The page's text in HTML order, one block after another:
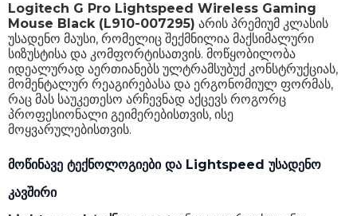
Logitech G Pro Lightspeed Wireless Gaming
Mouse Black (L910-007295) არის პრემიუმ კლასის
უსადენო მაუსი, რომელიც შექმნილია მაქსიმალური
სიზუსტისა და კომფორტისათვის. მოწყობილობა
იდეალურად აერთიანებს ულტრამსუბუქ კონსტრუქციას,
მომენტალურ რეაგირებასა და ერგონომიულ ფორმას,
რაც მას საუკეთესო არჩევნად აქცევს როგორც
პროფესიონალი გეიმერებისთვის, ისე
მოყვარულებისთვის.
მოწინავე ტექნოლოგიები და Lightspeed უსადენო
კავშირი